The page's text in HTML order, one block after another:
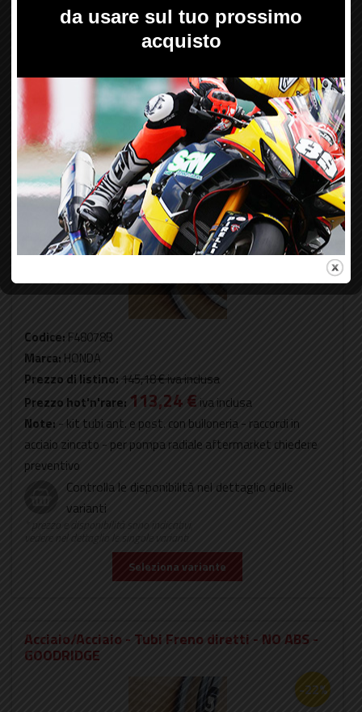
vedere nel dettaglio le singole varianti
Seleziona variante
Acciaio/Acciaio - Tubi Freno diretti - NO ABS -
GOODRIDGE
-22%
Codice: F48078B
Marca: HONDA
Prezzo di listino:145,18 €iva inclusa
Prezzo hot'n'rare: 113,24 € iva inclusa
Note: - kit tubi ant. e post. con bulloneria - raccordi in
acciaio zincato - per pompa radiale aftermarket chiedere
preventivo
Controlla le disponibilità nel dettaglio delle
varianti
* prezzo e disponibilità sono indicativi,
vedere nel dettaglio le singole varianti
Seleziona variante
Acciaio/Acciaio - Tubi Freno diretti - NO ABS -
GOODRIDGE
-22%